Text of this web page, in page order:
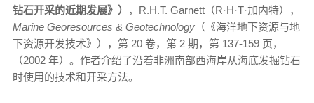
钻石开采的近期发展》）
，R.H.T. Garnett（R·H·T·加内特），
Marine Georesources & Geotechnology （《海洋地下资源与地
下资源开发技术》），第 20 卷，第 2 期，第 137-159 页，
（2002 年）。作者介绍了沿着非洲南部西海岸从海底发掘钻石
时使用的技术和开采方法。